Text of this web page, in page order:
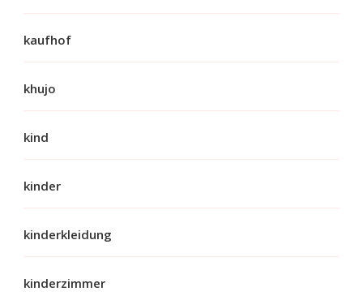
kaufhof
khujo
kind
kinder
kinderkleidung
kinderzimmer